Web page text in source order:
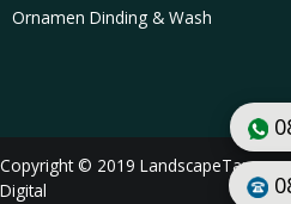
Ornamen Dinding & Wash
Copyright © 2019
Digital